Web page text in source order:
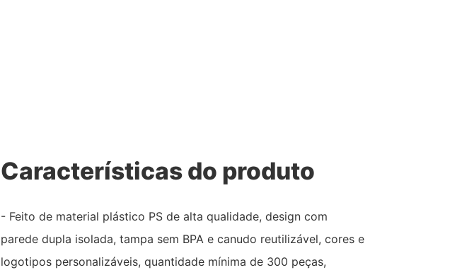
Características do produto
- Feito de material plástico PS de alta qualidade, design com
parede dupla isolada, tampa sem BPA e canudo reutilizável, cores e
logotipos personalizáveis, quantidade mínima de 300 peças,